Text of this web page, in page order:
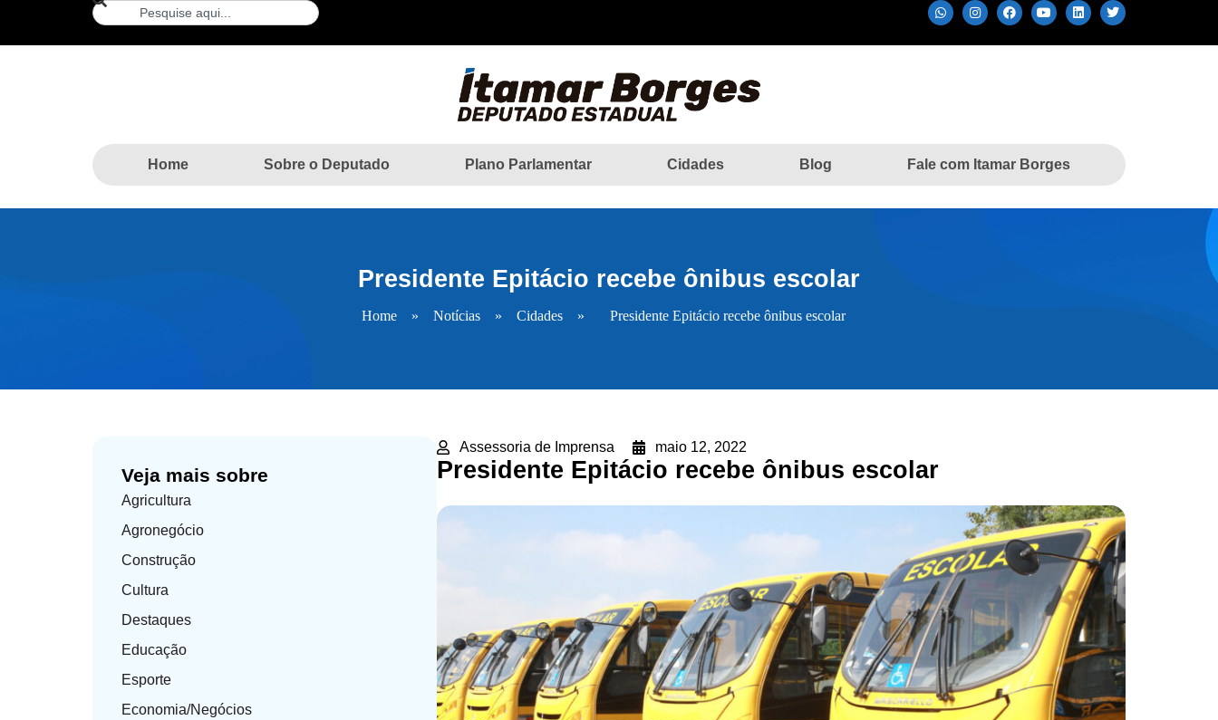
Home Sobre o Deputado Plano Parlamentar Cidades Blog Fale com Itamar Borges
Presidente Epitácio recebe ônibus escolar
Home » Notícias » Cidades » Presidente Epitácio recebe ônibus escolar
Veja mais sobre
Agricultura
Agronegócio
Construção
Cultura
Destaques
Educação
Esporte
Economia/Negócios
Assessoria de Imprensa maio 12, 2022
Presidente Epitácio recebe ônibus escolar